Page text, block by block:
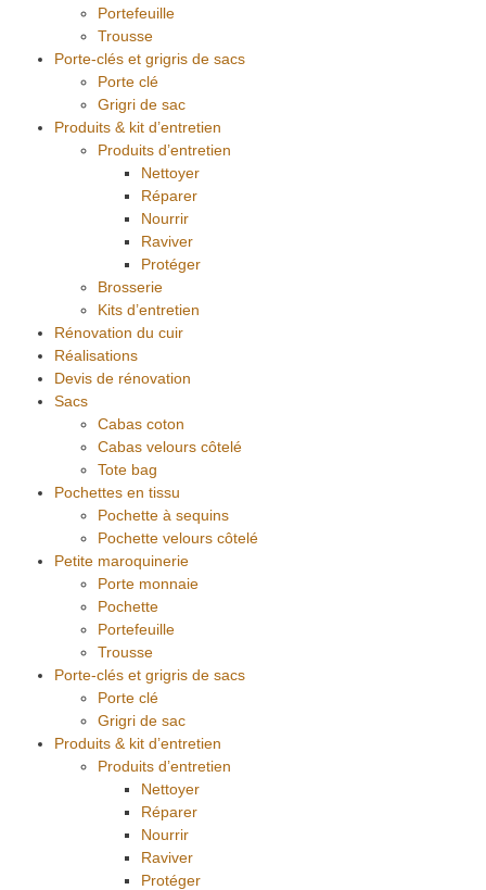
Portefeuille
Trousse
Porte-clés et grigris de sacs
Porte clé
Grigri de sac
Produits & kit d’entretien
Produits d’entretien
Nettoyer
Réparer
Nourrir
Raviver
Protéger
Brosserie
Kits d’entretien
Rénovation du cuir
Réalisations
Devis de rénovation
Sacs
Cabas coton
Cabas velours côtelé
Tote bag
Pochettes en tissu
Pochette à sequins
Pochette velours côtelé
Petite maroquinerie
Porte monnaie
Pochette
Portefeuille
Trousse
Porte-clés et grigris de sacs
Porte clé
Grigri de sac
Produits & kit d’entretien
Produits d’entretien
Nettoyer
Réparer
Nourrir
Raviver
Protéger